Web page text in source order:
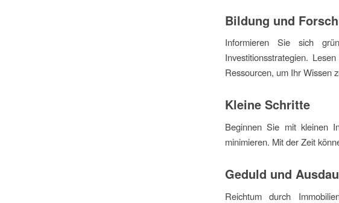
Bildung und
Informieren Sie sich
Investitionsstrategien.
Ressourcen, um Ihr Wissen
Kleine Schritte
Beginnen Sie mit kleinen
minimieren. Mit der Zeit
Geduld und
Reichtum durch